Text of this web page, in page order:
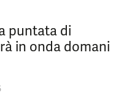
puntata di
in onda domani